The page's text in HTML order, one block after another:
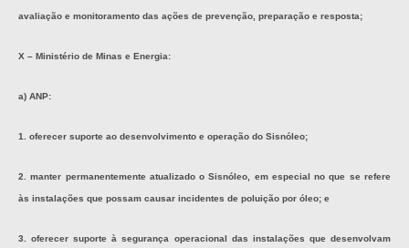
avaliação e monitoramento das ações de prevenção, preparação e resposta;
X – Ministério de Minas e Energia:
a) ANP:
1. oferecer suporte ao desenvolvimento e operação do Sisnóleo;
2. manter permanentemente atualizado o Sisnóleo, em especial no que se refere
às instalações que possam causar incidentes de poluição por óleo; e
3. oferecer suporte à segurança operacional das instalações que desenvolvam